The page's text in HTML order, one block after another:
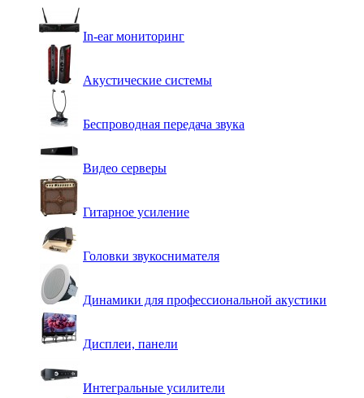
In-ear мониторинг
Акустические системы
Беспроводная передача звука
Видео серверы
Гитарное усиление
Головки звукоснимателя
Динамики для профессиональной акустики
Дисплеи, панели
Интегральные усилители